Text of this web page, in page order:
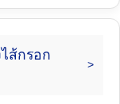
ส้กรอก